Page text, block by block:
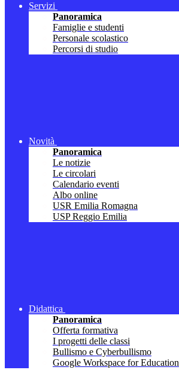
Servizi
Panoramica
Famiglie e studenti
Personale scolastico
Percorsi di studio
Novità
Panoramica
Le notizie
Le circolari
Calendario eventi
Albo online
USR Emilia Romagna
USP Reggio Emilia
Didattica
Panoramica
Offerta formativa
I progetti delle classi
Bullismo e Cyberbullismo
Google Workspace for Education